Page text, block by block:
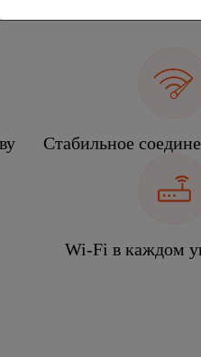
Стабильное
Wi-Fi в каждом